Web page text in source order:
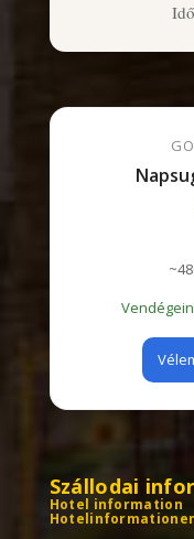
Szállodai
Hotel information